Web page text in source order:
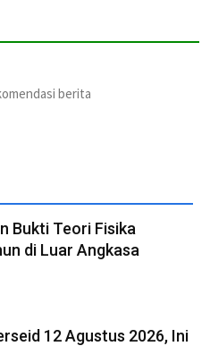
berita
Bukti Teori Fisika
di Luar Angkasa
12 Agustus 2026, Ini